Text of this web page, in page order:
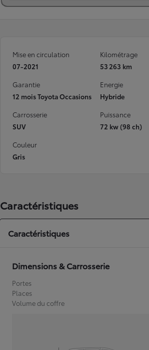
Mise en circulation
07-2021
Kilométrage
53 263 km
Garantie
12 mois Toyota Occasions
Energie
Hybride
Carrosserie
SUV
Puissance
72 kw (98 ch)
Couleur
Gris
Caractéristiques
Caractéristiques
Dimensions & Carrosserie
Portes
Places
Volume du coffre